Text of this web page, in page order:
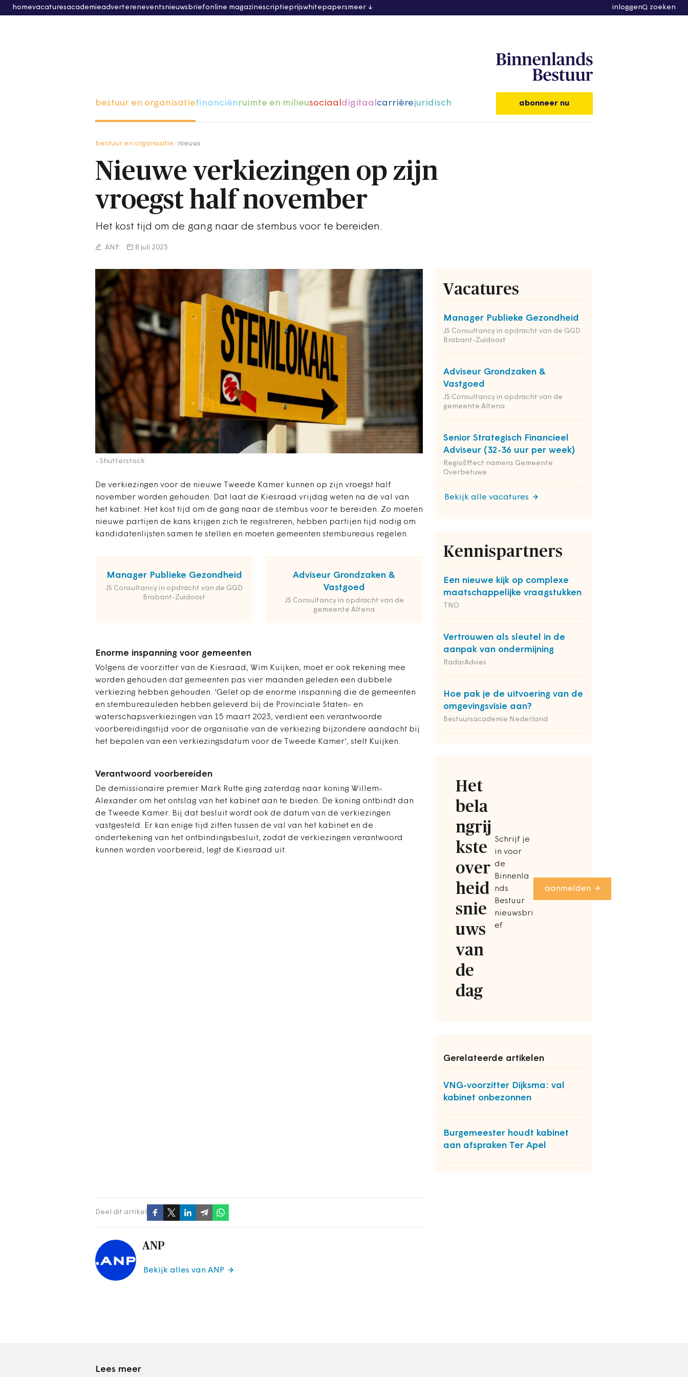
homevacaturesacademieadvertereneventsnieuwsbriefonline magazinescriptieprijswhitepapersmeer inloggen zoeken
bestuur en organisatiefinanciënruimte en milieusociaaldigitaalcarrièrejuridisch abonneer nu
bestuur en organisatie nieuws
Nieuwe verkiezingen op zijn
vroegst half november
Het kost tijd om de gang naar de stembus voor te bereiden.
ANP 8 juli 2023
- Shutterstock
De verkiezingen voor de nieuwe Tweede Kamer kunnen op zijn vroegst half
november worden gehouden. Dat laat de Kiesraad vrijdag weten na de val van
het kabinet. Het kost tijd om de gang naar de stembus voor te bereiden. Zo moeten
nieuwe partijen de kans krijgen zich te registreren, hebben partijen tijd nodig om
kandidatenlijsten samen te stellen en moeten gemeenten stembureaus regelen.
Manager Publieke Gezondheid
JS Consultancy in opdracht van de GGD
Brabant-Zuidoost
Adviseur Grondzaken &
Vastgoed
JS Consultancy in opdracht van de
gemeente Altena
Enorme inspanning voor gemeenten
Volgens de voorzitter van de Kiesraad, Wim Kuijken, moet er ook rekening mee
worden gehouden dat gemeenten pas vier maanden geleden een dubbele
verkiezing hebben gehouden. 'Gelet op de enorme inspanning die de gemeenten
en stembureauleden hebben geleverd bij de Provinciale Staten- en
waterschapsverkiezingen van 15 maart 2023, verdient een verantwoorde
voorbereidingstijd voor de organisatie van de verkiezing bijzondere aandacht bij
het bepalen van een verkiezingsdatum voor de Tweede Kamer', stelt Kuijken.
Vacatures
Manager Publieke Gezondheid
JS Consultancy in opdracht van de GGD
Brabant-Zuidoost
Adviseur Grondzaken &
Vastgoed
JS Consultancy in opdracht van de
gemeente Altena
Senior Strategisch Financieel
Adviseur (32-36 uur per week)
RegioEffect namens Gemeente
Overbetuwe
Bekijk alle vacatures
Kennispartners
Een nieuwe kijk op complexe
maatschappelijke vraagstukken
TNO
Vertrouwen als sleutel in de
aanpak van ondermijning
RadarAdvies
Hoe pak je de uitvoering van de
omgevingsvisie aan?
Bestuursacademie Nederland
Het
bela
ngrij
kste
over
heid
snie
uws
van
de
dag
Schrijf je
in voor
de
Binnenla
nds
Bestuur
nieuwsbri
ef
aanmelden
Gerelateerde artikelen
VNG-voorzitter Dijksma: val
kabinet onbezonnen
Burgemeester houdt kabinet
aan afspraken Ter Apel
Verantwoord voorbereiden
De demissionaire premier Mark Rutte ging zaterdag naar koning Willem-
Alexander om het ontslag van het kabinet aan te bieden. De koning ontbindt dan
de Tweede Kamer. Bij dat besluit wordt ook de datum van de verkiezingen
vastgesteld. Er kan enige tijd zitten tussen de val van het kabinet en de
ondertekening van het ontbindingsbesluit, zodat de verkiezingen verantwoord
kunnen worden voorbereid, legt de Kiesraad uit.
Deel dit artikel
ANP
Bekijk alles van ANP
Lees meer